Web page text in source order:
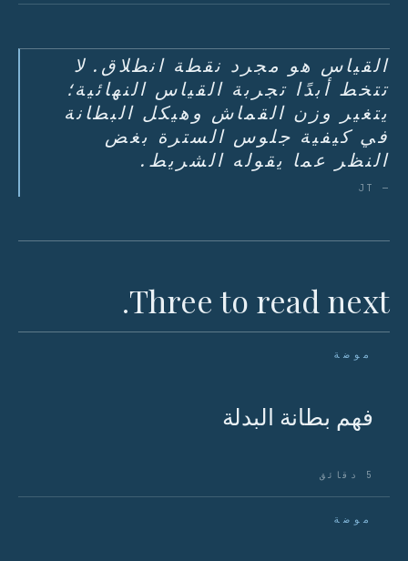
القياس هو مجرد نقطة انطلاق. لا
تتخط أبدًا تجربة القياس النهائية؛
يتغير وزن القماش وهيكل البطانة
في كيفية جلوس السترة بغض
النظر عما يقوله الشريط.
— JT
Three to read next.
موضة
فهم بطانة البدلة
5 دقائق
موضة